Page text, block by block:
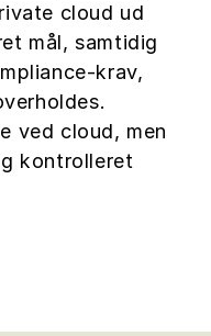
cloud ud
mål, samtidig
krav,
ved cloud, men
kontrolleret